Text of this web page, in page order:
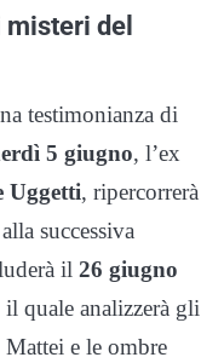
del
testimonianza di
5 giugno, l’ex
Uggetti, ripercorrerà
successiva
il 26 giugno
il quale analizzerà gli
e le ombre